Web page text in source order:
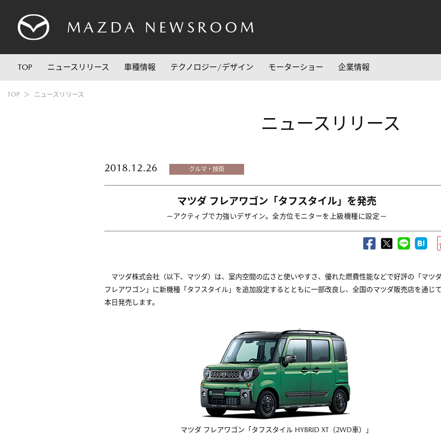
MAZDA NEWSROOM
TOP ニュースリリース 車種情報 テクノロジー/デザイン モーターショー 企業情報
TOP ニュースリリース
ニュースリリース
2018.12.26 クルマ・技術
マツダ フレアワゴン「タフスタイル」を発売
－アクティブで力強いデザイン。全方位モニターを上級機種に設定－
マツダ株式会社（以下、マツダ）は、室内空間の広さと使いやすさ、優れた燃費性能などで好評の「マツ
フレアワゴン」に新機種「タフスタイル」を追加設定するとともに一部改良し、全国のマツダ販売店を通じ
本日発売します。
マツダ フレアワゴン「タフスタイル HYBRID XT（2WD車）」